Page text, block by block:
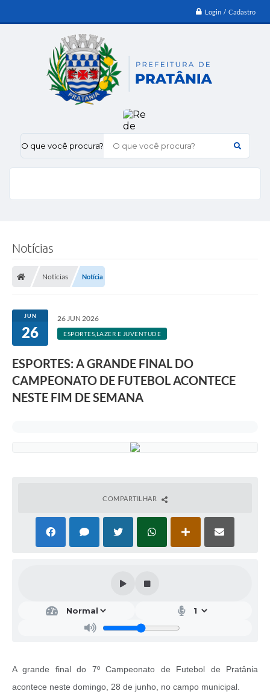
Login / Cadastro
O que você procura?
Notícias
Notícias Notícia
JUN
26
26 JUN 2026
ESPORTES,LAZER E JUVENTUDE
ESPORTES: A GRANDE FINAL DO
CAMPEONATO DE FUTEBOL ACONTECE
NESTE FIM DE SEMANA
COMPARTILHAR
A grande final do 7º Campeonato de Futebol de Pratânia
acontece neste domingo, 28 de junho, no campo municipal.